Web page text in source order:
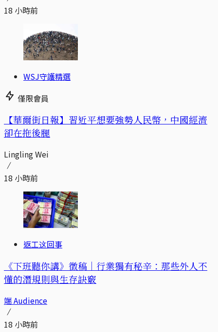
18 小時前
WSJ守護精選
僅限會員
【華爾街日報】習近平想要強勢人民幣，中國經濟
卻在拖後腿
Lingling Wei
18 小時前
返工这回事
《下班聽你講》徵稿｜行業獨有秘辛：那些外人不
懂的潛規則與生存訣竅
端 Audience
18 小時前